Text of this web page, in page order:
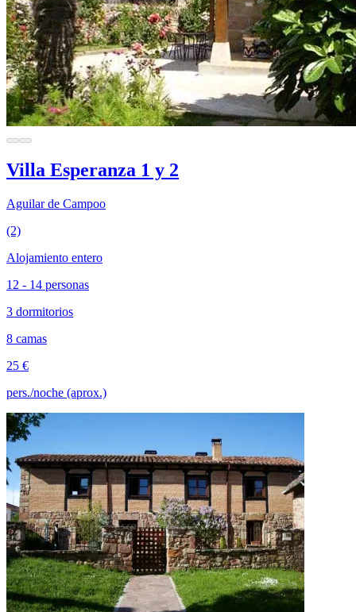
Villa Esperanza 1 y 2
Aguilar de Campoo
(2)
Alojamiento entero
12 - 14 personas
3 dormitorios
8 camas
25 €
pers./noche (aprox.)